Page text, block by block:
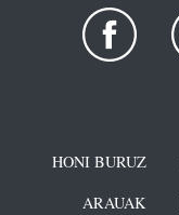
HONI BURUZ
ARAUAK